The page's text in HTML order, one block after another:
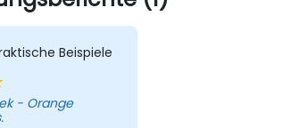
Beispiele